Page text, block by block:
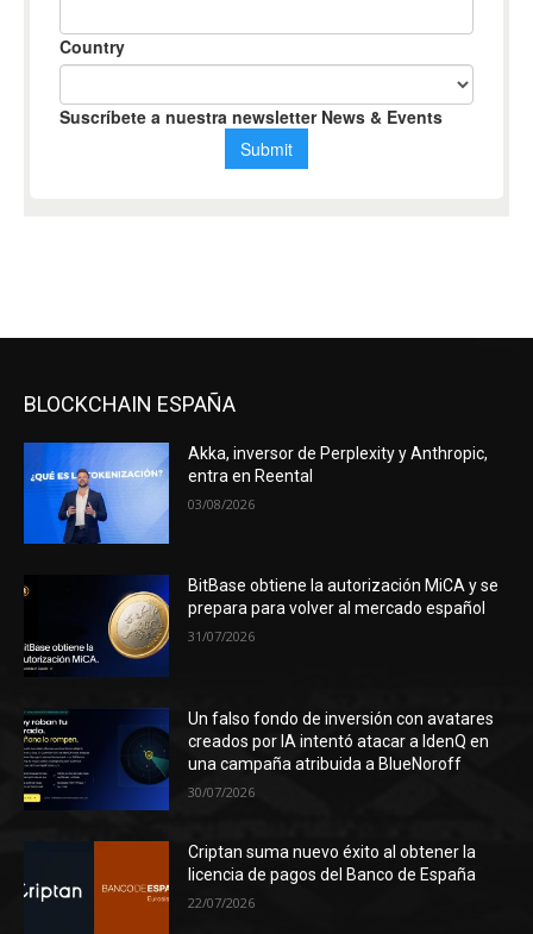
BLOCKCHAIN ESPAÑA
Akka, inversor de Perplexity y Anthropic,
entra en Reental
03/08/2026
BitBase obtiene la autorización MiCA y se
prepara para volver al mercado español
31/07/2026
Un falso fondo de inversión con avatares
creados por IA intentó atacar a IdenQ en
una campaña atribuida a BlueNoroff
30/07/2026
Criptan suma nuevo éxito al obtener la
licencia de pagos del Banco de España
22/07/2026